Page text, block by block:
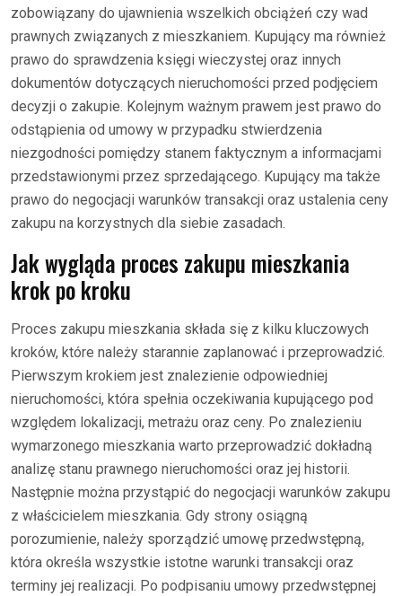
zobowiązany do ujawnienia wszelkich obciążeń czy wad
prawnych związanych z mieszkaniem. Kupujący ma również
prawo do sprawdzenia księgi wieczystej oraz innych
dokumentów dotyczących nieruchomości przed podjęciem
decyzji o zakupie. Kolejnym ważnym prawem jest prawo do
odstąpienia od umowy w przypadku stwierdzenia
niezgodności pomiędzy stanem faktycznym a informacjami
przedstawionymi przez sprzedającego. Kupujący ma także
prawo do negocjacji warunków transakcji oraz ustalenia ceny
zakupu na korzystnych dla siebie zasadach.
Jak wygląda proces zakupu mieszkania
krok po kroku
Proces zakupu mieszkania składa się z kilku kluczowych
kroków, które należy starannie zaplanować i przeprowadzić.
Pierwszym krokiem jest znalezienie odpowiedniej
nieruchomości, która spełnia oczekiwania kupującego pod
względem lokalizacji, metrażu oraz ceny. Po znalezieniu
wymarzonego mieszkania warto przeprowadzić dokładną
analizę stanu prawnego nieruchomości oraz jej historii.
Następnie można przystąpić do negocjacji warunków zakupu
z właścicielem mieszkania. Gdy strony osiągną
porozumienie, należy sporządzić umowę przedwstępną,
która określa wszystkie istotne warunki transakcji oraz
terminy jej realizacji. Po podpisaniu umowy przedwstępnej